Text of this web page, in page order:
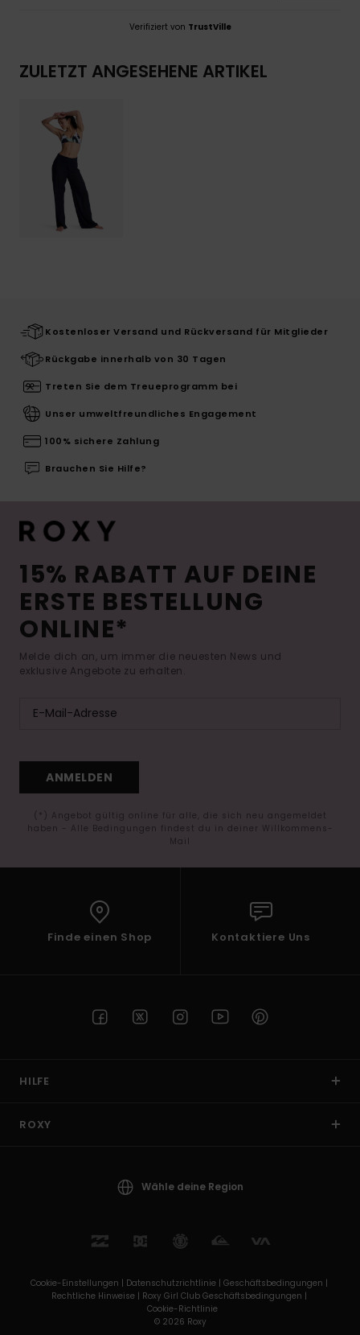
Verifiziert von TrustVille
ZULETZT ANGESEHENE ARTIKEL
Kostenloser Versand und Rückversand für Mitglieder
Rückgabe innerhalb von 30 Tagen
Treten Sie dem Treueprogramm bei
Unser umweltfreundliches Engagement
100% sichere Zahlung
Brauchen Sie Hilfe?
15% RABATT AUF DEINE
ERSTE BESTELLUNG
ONLINE*
Melde dich an, um immer die neuesten News und
exklusive Angebote zu erhalten.
ANMELDEN
(*) Angebot gültig online für alle, die sich neu angemeldet
haben - Alle Bedingungen findest du in deiner Willkommens-
Mail
Finde einen Shop Kontaktiere Uns
HILFE
ROXY
Wähle deine Region
Cookie-Einstellungen | Datenschutzrichtlinie | Geschäftsbedingungen |
Rechtliche Hinweise | Roxy Girl Club Geschäftsbedingungen |
Cookie-Richtlinie
© 2026 Roxy